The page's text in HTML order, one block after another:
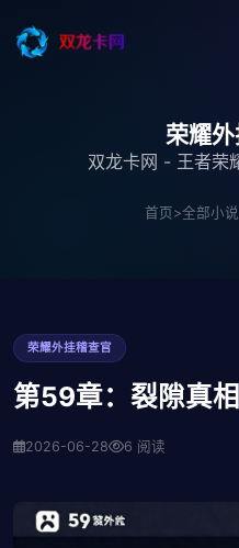
荣耀
双龙卡网 - 王者荣
首页>全部小说
荣耀外挂稽查官
第59章：裂隙真相
2026-06-28 6 阅读